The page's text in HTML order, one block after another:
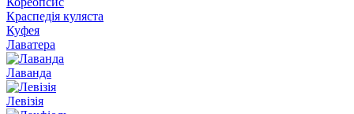
Краспедія куляста
Куфея
Лаватера
Лаванда
Левізія